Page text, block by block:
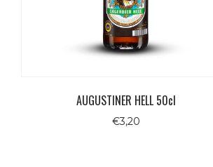
AUGUSTINER HELL 50cl
€3,20